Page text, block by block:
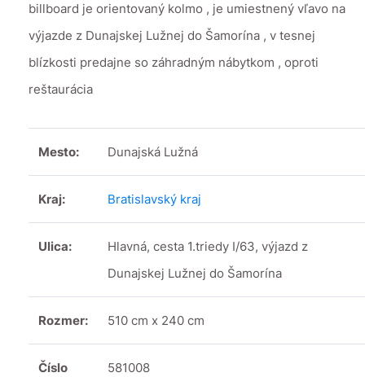
billboard je orientovaný kolmo , je umiestnený vľavo na
výjazde z Dunajskej Lužnej do Šamorína , v tesnej
blízkosti predajne so záhradným nábytkom , oproti
reštaurácia
Mesto: Dunajská Lužná
Kraj: Bratislavský kraj
Ulica:
Hlavná, cesta 1.triedy I/63, výjazd z
Dunajskej Lužnej do Šamorína
Rozmer: 510 cm x 240 cm
Číslo
581008